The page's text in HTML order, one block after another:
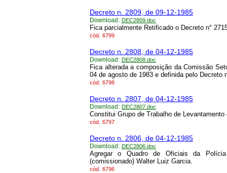
Decreto n. 2809, de 09-12-1985
Download: DEC2809.doc
Fica parcialmente Retificado o Decreto n°
cód. 6799
Decreto n. 2808, de 04-12-1985
Download: DEC2808.doc
Fica alterada a composição da Comissão
04 de agosto de 1983 e definida pelo Decreto
cód. 6798
Decreto n. 2807, de 04-12-1985
Download: DEC2807.doc
Constitui Grupo de Trabalho de
cód. 6797
Decreto n. 2806, de 04-12-1985
Download: DEC2806.doc
Agregar o Quadro de Oficiais da
(comissionado) Walter Luiz Garcia.
cód. 6796